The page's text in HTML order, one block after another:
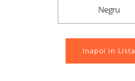
Negru
Inapoi in Lista